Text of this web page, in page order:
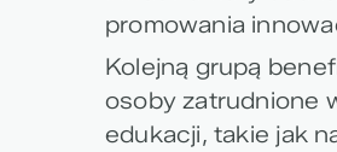
promowania
Kolejną grupą
osoby zatrudnione
edukacji, takie jak